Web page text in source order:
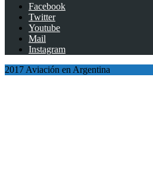
Facebook
Twitter
Youtube
Mail
Instagram
2017 Aviación en Argentina